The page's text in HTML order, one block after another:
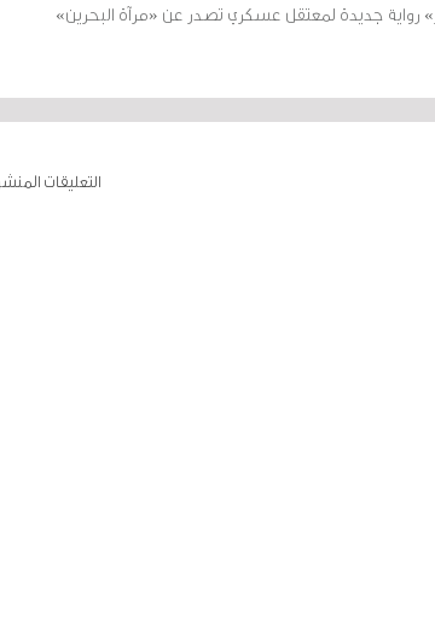
رواية جديدة لمعتقل عسكري تصدر عن «مرآة البحرين»
التعليقات